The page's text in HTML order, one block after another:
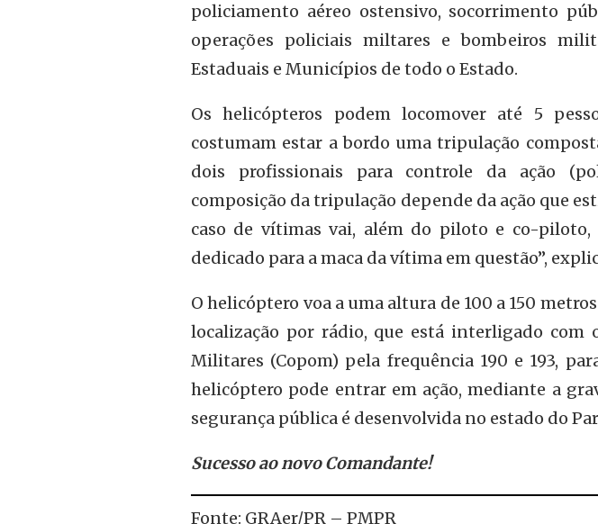
policiamento aéreo ostensivo, socorrimento
operações policiais miltares e bombeiros
Estaduais e Municípios de todo o Estado.
Os helicópteros podem locomover até 5
costumam estar a bordo uma tripulação
dois profissionais para controle da ação
composição da tripulação depende da ação que
caso de vítimas vai, além do piloto e co-
dedicado para a maca da vítima em questão”,
O helicóptero voa a uma altura de 100 a 150
localização por rádio, que está interligado com
Militares (Copom) pela frequência 190 e 193,
helicóptero pode entrar em ação, mediante a
segurança pública é desenvolvida no estado do
Sucesso ao novo Comandante!
Fonte: GRAer/PR – PMPR